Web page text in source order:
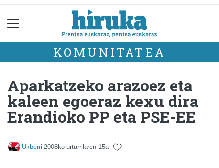
KOMUNITATEA
Aparkatzeko arazoez eta
kaleen egoeraz kexu dira
Erandioko PP eta PSE-EE
Ukberri 2008ko urtarrilaren 15a